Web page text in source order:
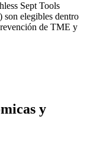
Sept Tools
son elegibles dentro
de TME y
y